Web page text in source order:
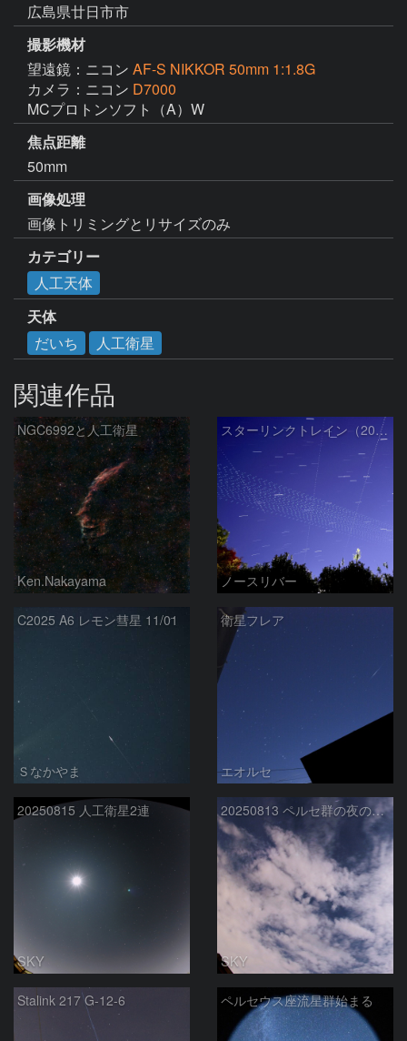
広島県廿日市市
撮影機材
望遠鏡：ニコン AF-S NIKKOR 50mm 1:1.8G
カメラ：ニコン D7000
MCプロトンソフト（A）W
焦点距離
50mm
画像処理
画像トリミングとリサイズのみ
カテゴリー
人工天体
天体
だいち
人工衛星
関連作品
NGC6992と人工衛星
Ken.Nakayama
スターリンクトレイン（2025.12.05）
ノースリバー
C2025 A6 レモン彗星 11/01
Ｓなかやま
衛星フレア
エオルセ
20250815 人工衛星2連
SKY
20250813 ペルセ群の夜の散在流星
SKY
Stalink 217 G-12-6 ペルセウス座流星群始まる